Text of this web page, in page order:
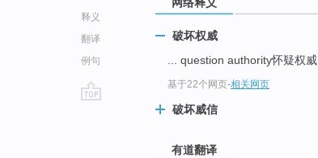
释义
翻译
例句
破坏权威
... question authority怀疑权威
基于22个网页-相关网页
破坏威信
有道翻译